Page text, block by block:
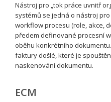
Nástroj pro „tok práce uvnitř
systémů se jedná o nástroj
workflow procesu (role, akce,
předem definované procesní
oběhu konkrétního
faktury došlé, které je
naskenování dokumentu.
ECM